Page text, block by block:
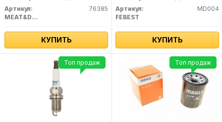
Артикул:
76385
MEAT&DORIA
КУПИТЬ
Артикул:
MD004
FEBEST
КУПИТЬ
Топ продаж Топ продаж